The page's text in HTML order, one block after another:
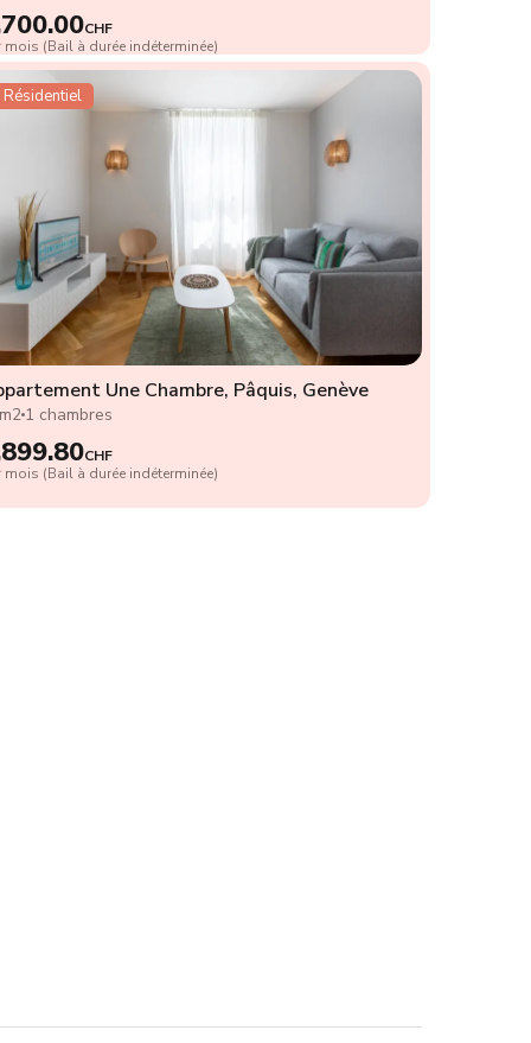
CHF
mois (Bail à durée indéterminée)
Résidentiel
Une Chambre, Pâquis, Genève
1 chambres
CHF
mois (Bail à durée indéterminée)